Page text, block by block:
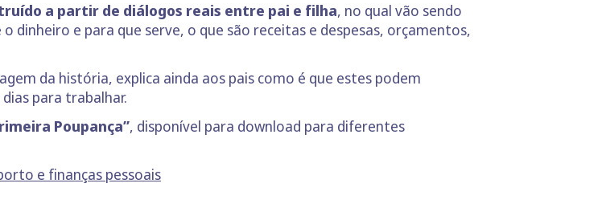
a partir de diálogos reais entre pai e filha, no qual vão sendo
o dinheiro e para que serve, o que são receitas e despesas, orçamentos,
da história, explica ainda aos pais como é que estes podem
para trabalhar.
Poupança”, disponível para download para diferentes
e finanças pessoais